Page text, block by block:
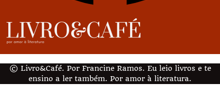
© Livro&Café. Por Francine Ramos. Eu leio livros e te
ensino a ler também. Por amor à literatura.